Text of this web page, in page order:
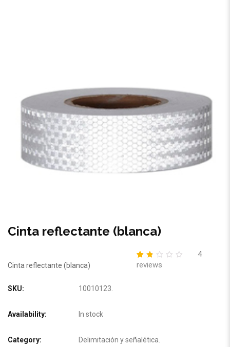
Cinta reflectante (blanca)
1.75
5
4
4
reviews
Cinta reflectante (blanca)
SKU: 10010123
Availability: In stock
Category: Delimitación y señalética